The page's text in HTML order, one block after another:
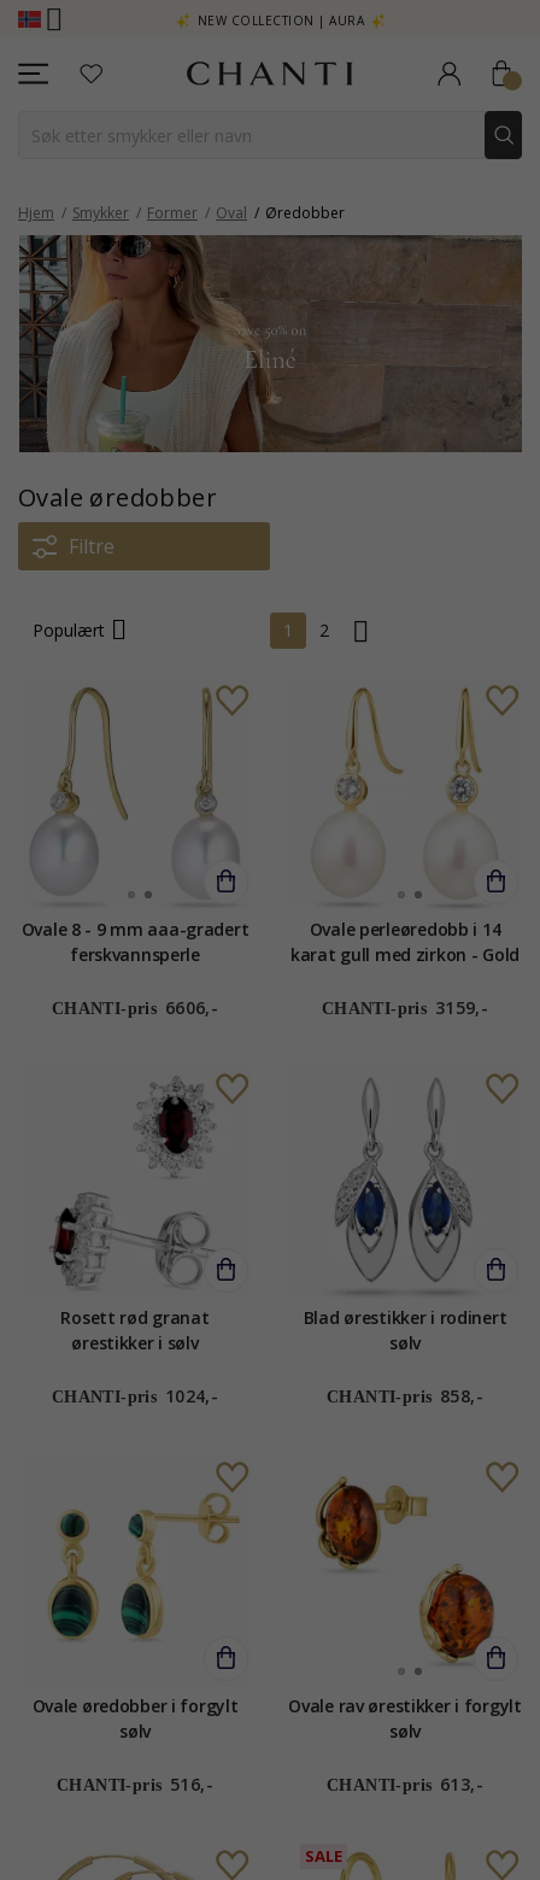
HER NEW COLLECTION | AURA
Hjem Smykker Former Oval Øredobber
Ovale øredobber
Filtre
Populært 1 2
Ovale 8 - 9 mm aaa-gradert
ferskvannsperle
gull med diamanter
CHANTI-pris 6606,-
Ovale perleøredobb i 14
karat gull med zirkon - Gold
CHANTI-pris 3159,-
Rosett rød granat
ørestikker i sølv
CHANTI-pris 1024,-
Blad ørestikker i rodinert
sølv
CHANTI-pris 858,-
Ovale øredobber i forgylt
sølv
CHANTI-pris 516,-
Ovale rav ørestikker i forgylt
sølv
CHANTI-pris 613,-
SALE